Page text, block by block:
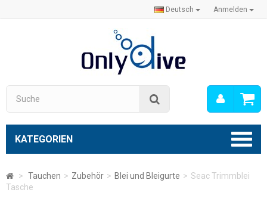
Anmelden
Deutsch
Mein
Konto
KATEGORIEN
> Tauchen > Zubehör > Blei und Bleigurte > Seac Trimmblei
Tasche